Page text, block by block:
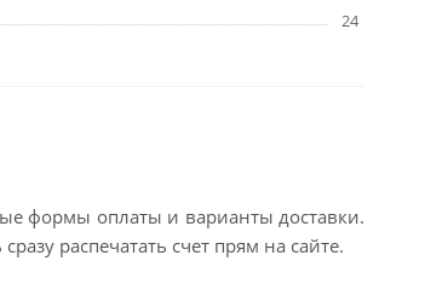
24
формы оплаты и варианты доставки.
распечатать счет прям на сайте.